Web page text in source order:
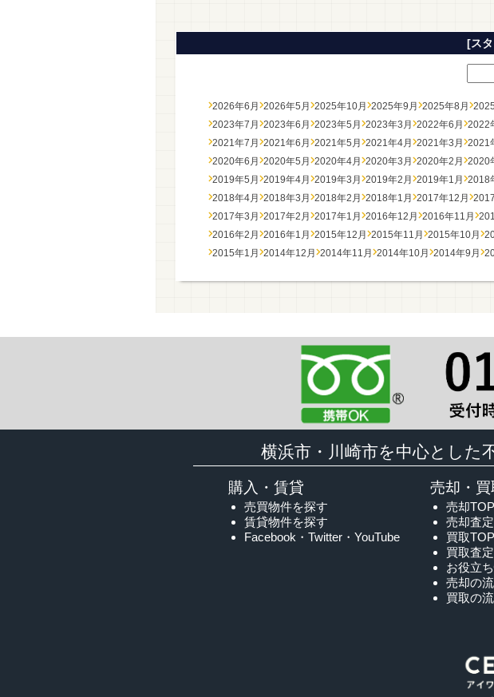
[ス
2026年6月 2026年5月 2025年10月 2025年9月 2025年8月
2023年7月 2023年6月 2023年5月 2023年3月 2022年6月 2022
2021年7月 2021年6月 2021年5月 2021年4月 2021年3月 2021
2020年6月 2020年5月 2020年4月 2020年3月 2020年2月 2020
2019年5月 2019年4月 2019年3月 2019年2月 2019年1月 2018
2018年4月 2018年3月 2018年2月 2018年1月 2017年12月
2017年3月 2017年2月 2017年1月 2016年12月 2016年11月
2016年2月 2016年1月 2015年12月 2015年11月 2015年10月
2015年1月 2014年12月 2014年11月 2014年10月 2014年9月
横浜市・川崎市を中心とした
購入・賃貸
売買物件を探す
賃貸物件を探す
Facebook・Twitter・YouTube
売却・買
売却TOP
売却査定
買取TOP
買取査定
お役立
売却の
買取の